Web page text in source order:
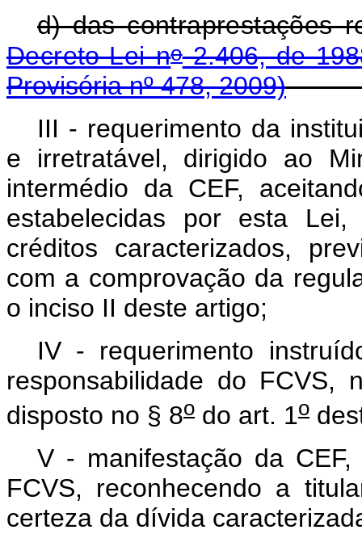
d) dascontraprestações
Decreto-Lei no2.406, de
Provisória nº 478, 2009)
III - requerimento da
e irretratável, dirigido ao
intermédio da CEF,
estabelecidas por esta
créditos caracterizados,
com a comprovação da
o inciso II deste artigo;
IV - requerimento
responsabilidade do FCVS,
disposto no § 8o do art. 1o
V - manifestação da
FCVS, reconhecendo a
certeza da dívida